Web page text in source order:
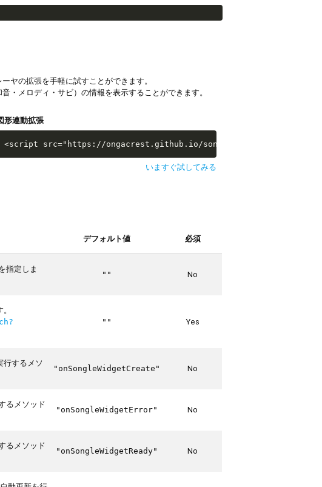
ヤの拡張を手軽に試すことができます。
・メロディ・サビ）の情報を表示することができます。
api-examples/extras/sw-extra-stats.js"></script>
形連動拡張
<script src="https://ongacrest.github.io/songle-widget-api-
いますぐ試してみる
デフォルト値 必須
指定しま
"" No
"" Yes
行するメソ
"onSongleWidgetCreate" No
るメソッド
"onSongleWidgetError" No
るメソッド
"onSongleWidgetReady" No